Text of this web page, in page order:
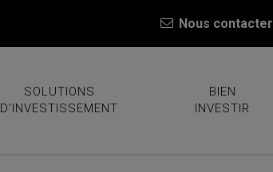
Nous contacter
SOLUTIONS
D’INVESTISSEMENT
BIEN
INVESTIR